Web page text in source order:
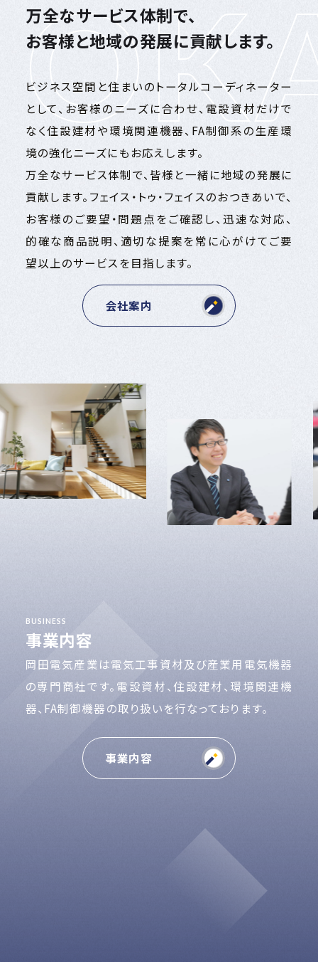
万全なサービス体制で、
お客様と地域の発展に貢献します。
ビジネス空間と住まいのトータルコーディネーター
として、お客様のニーズに合わせ、電設資材だけで
なく住設建材や環境関連機器、FA制御系の生産環
境の強化ニーズにもお応えします。
万全なサービス体制で、皆様と一緒に地域の発展に
貢献します。フェイス・トゥ・フェイスのおつきあいで、
お客様のご要望・問題点をご確認し、迅速な対応、
的確な商品説明、適切な提案を常に心がけてご要
望以上のサービスを目指します。
会社案内
BUSINESS
事業内容
岡田電気産業は電気工事資材及び産業用電気機器
の専門商社です。電設資材、住設建材、環境関連機
器、FA制御機器の取り扱いを行なっております。
事業内容